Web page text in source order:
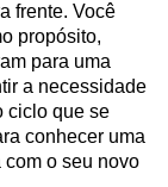
frente. Você
propósito,
para uma
a necessidade
ciclo que se
conhecer uma
o seu novo